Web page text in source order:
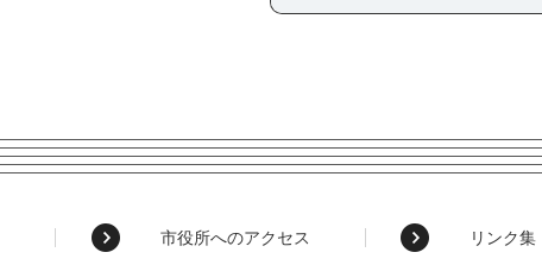
市役所へのアクセス リンク集